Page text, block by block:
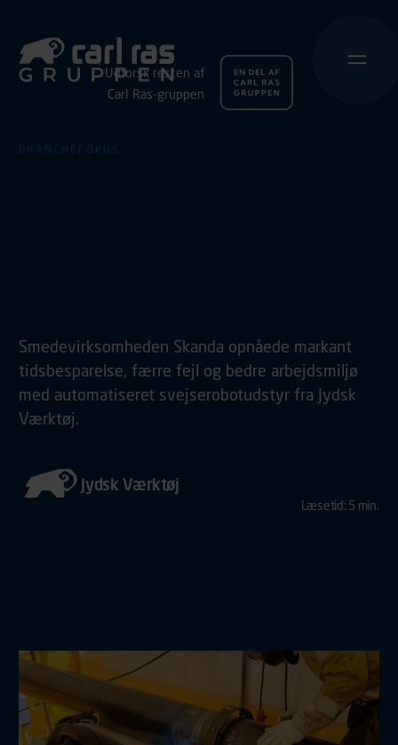
Udforsk resten af
Carl Ras-gruppen
BRANCHEFOKUS
Smedevirksomheden Skanda opnåede markant
tidsbesparelse, færre fejl og bedre arbejdsmiljø
med automatiseret svejserobotudstyr fra Jydsk
Værktøj.
Jydsk Værktøj
Læsetid: 5 min.